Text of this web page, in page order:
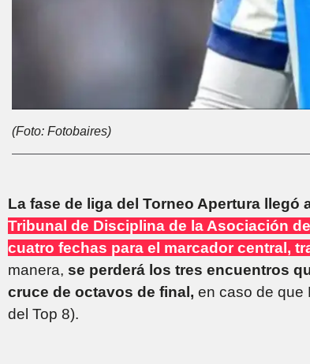
(Foto: Fotobaires)
La fase de liga del Torneo Apertura llegó
Tribunal de Disciplina de la Asociación
cuatro fechas para el marcador central,
manera, se perderá los tres encuentros
cruce de octavos de final, en caso de que
del Top 8).